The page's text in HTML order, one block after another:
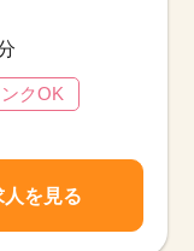
クOK
人を見る